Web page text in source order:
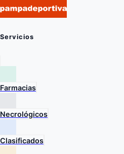
Servicios
Farmacias
Necrológicos
Clasificados